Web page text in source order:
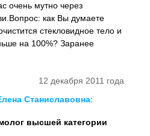
очень мутно через
как Вы думаете
стекловидное тело и
на 100%? Заранее
12 декабря 2011 года
Станиславовна:
высшей категории